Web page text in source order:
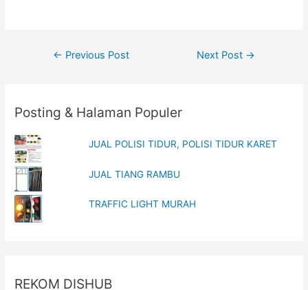
o
w
n
n
o
Post
← Previous Post Next Post →
Posting & Halaman Populer
JUAL POLISI TIDUR, POLISI TIDUR KARET
JUAL TIANG RAMBU
TRAFFIC LIGHT MURAH
REKOM DISHUB